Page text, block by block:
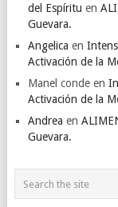
del Espíritu en
Guevara.
Angelica en
Activación de la
Manel condeen
Activación de la
Andrea en
Guevara.